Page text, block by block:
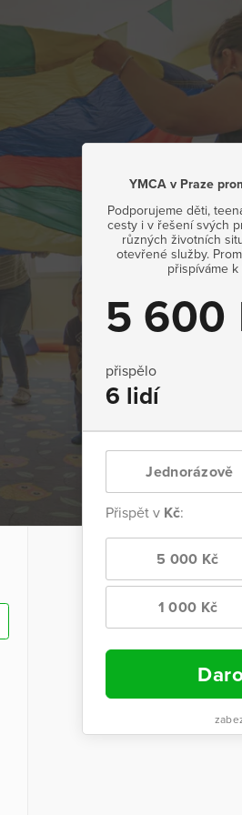
YMCA v Praze
Podporujeme děti,
cesty i v řešení svých
různých životních
otevřené služby.
přispíváme
5 600
přispělo
6 lidí
Jednorázově
Přispět v Kč:
5 000 Kč
1 000 Kč